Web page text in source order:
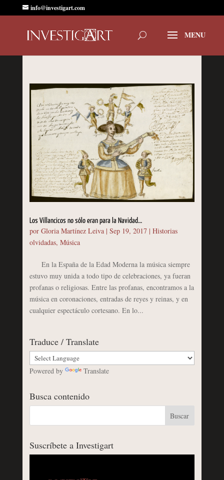
info@investigart.com
Los Villancicos no sólo eran para la Navidad…
por Gloria Martínez Leiva| Sep 19, 2017| Historias
olvidadas, Música
En la España de la Edad Moderna la música siempre
estuvo muy unida a todo tipo de celebraciones, ya fueran
profanas o religiosas. Entre las profanas, encontramos a la
música en coronaciones, entradas de reyes y reinas, y en
cualquier espectáculo cortesano. En lo...
Traduce / Translate
Powered by Translate
Busca contenido
Suscríbete a Investigart